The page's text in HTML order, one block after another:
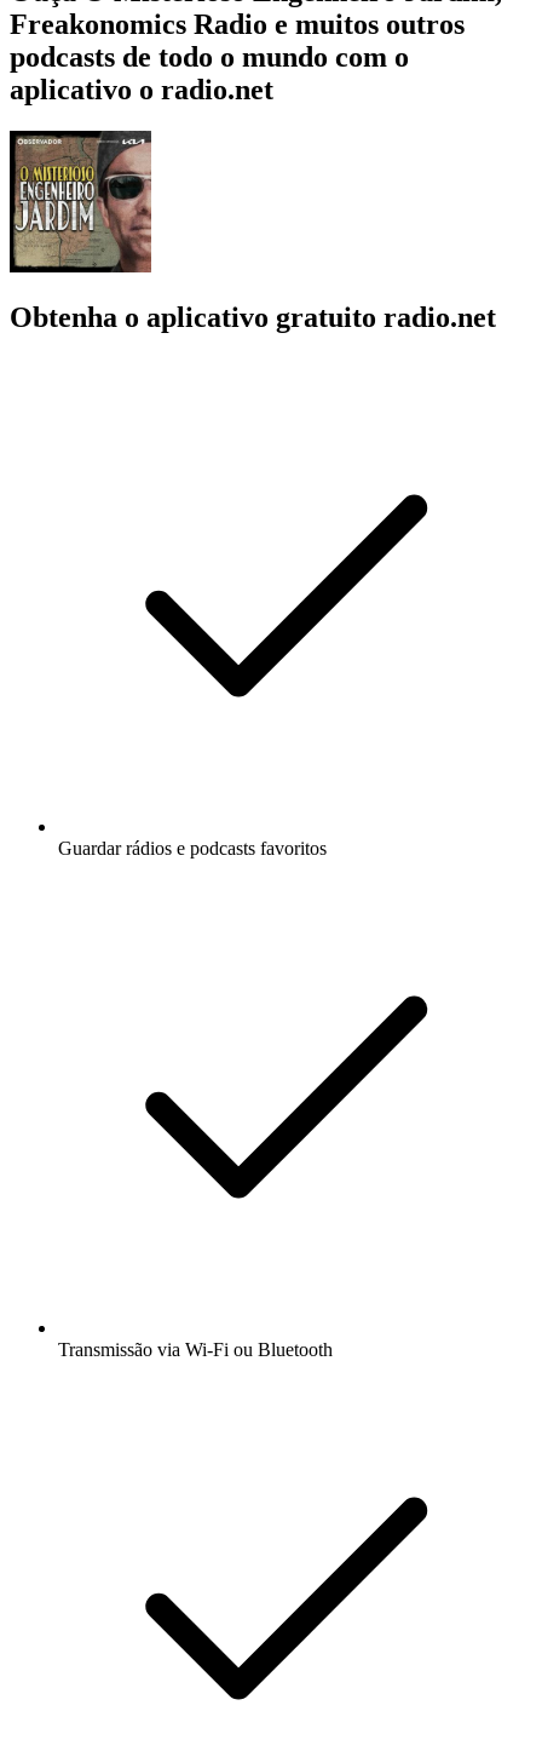
Freakonomics Radio e muitos outros
podcasts de todo o mundo com o
aplicativo o radio.net
Obtenha o aplicativo gratuito radio.net
Guardar rádios e podcasts favoritos
Transmissão via Wi-Fi ou Bluetooth